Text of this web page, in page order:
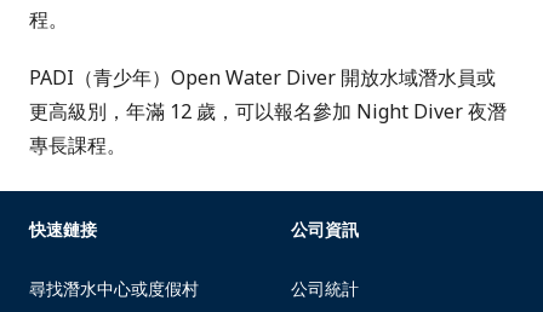
程。
PADI（青少年）Open Water Diver 開放水域潛水員或
更高級別，年滿 12 歲，可以報名參加 Night Diver 夜潛
專長課程。
快速鏈接
尋找潛水中心或度假村
公司資訊
公司統計